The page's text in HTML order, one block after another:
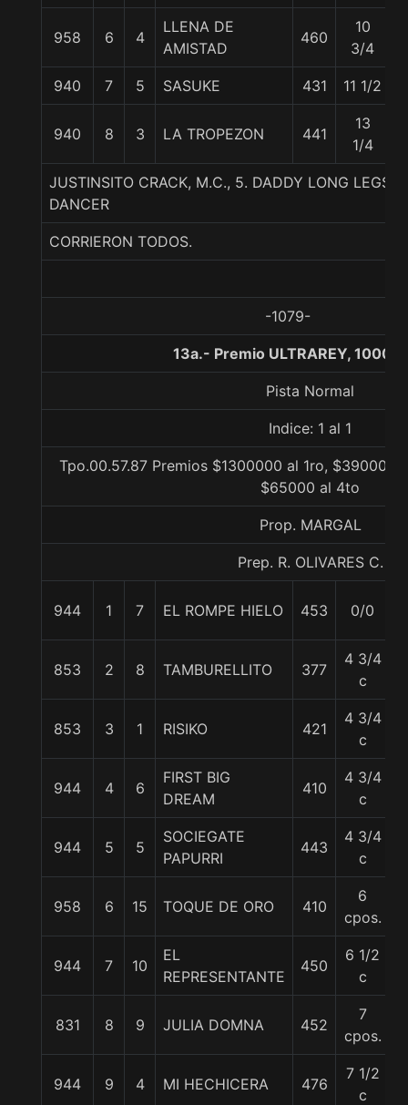
958 6 4
LLENA DE
AMISTAD
460
10
3/4
940 7 5 SASUKE 431 11 1/2
940 8 3 LA TROPEZON 441
13
1/4
JUSTINSITO CRACK, M.C., 5. DADDY LONG LEGS-
DANCER
CORRIERON TODOS.
-1079-
13a.- Premio ULTRAREY, 1000
Pista Normal
Indice: 1 al 1
Tpo.00.57.87 Premios $1300000 al 1ro, $390000
$65000 al 4to
Prop. MARGAL
Prep. R. OLIVARES C.
944 1 7 EL ROMPE HIELO 453 0/0
853 2 8 TAMBURELLITO 377
4 3/4
c
853 3 1 RISIKO 421
4 3/4
c
944 4 6
FIRST BIG
DREAM
410
4 3/4
c
944 5 5
SOCIEGATE
PAPURRI
443
4 3/4
c
958 6 15 TOQUE DE ORO 410
6
cpos.
944 7 10
EL
REPRESENTANTE
450
6 1/2
c
831 8 9 JULIA DOMNA 452
7
cpos.
944 9 4 MI HECHICERA 476
7 1/2
c